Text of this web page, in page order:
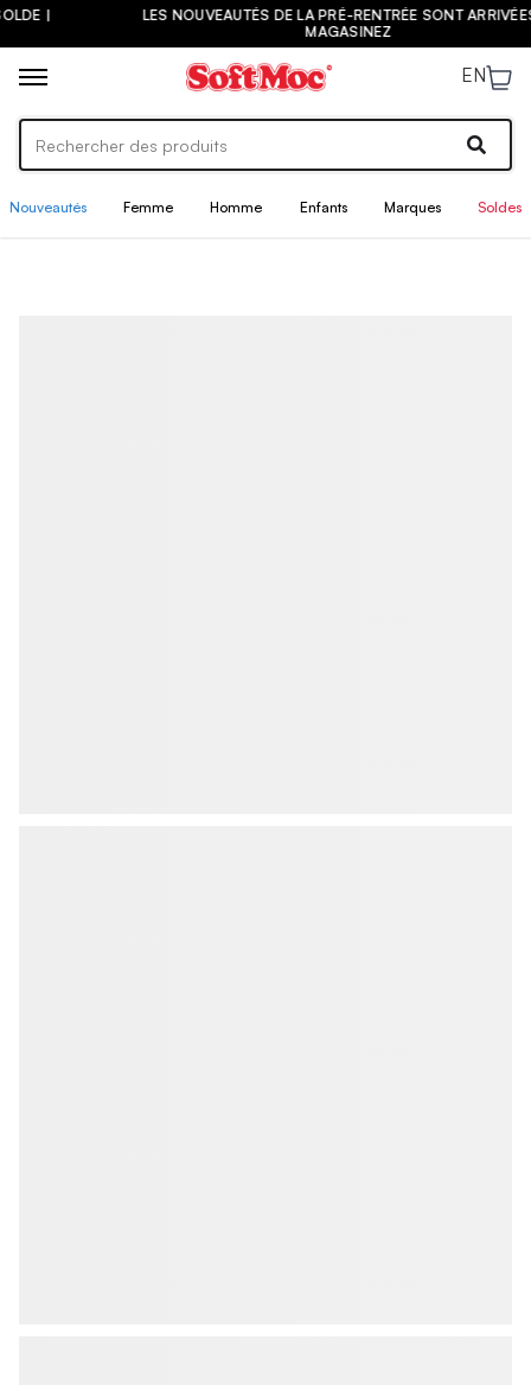
LES NOUVEAUTÉS DE LA PRÉ-RENTRÉE SONT ARRIVÉES ! |
MAGASINEZ
EN
Nouveautés Femme Homme Enfants Marques Soldes